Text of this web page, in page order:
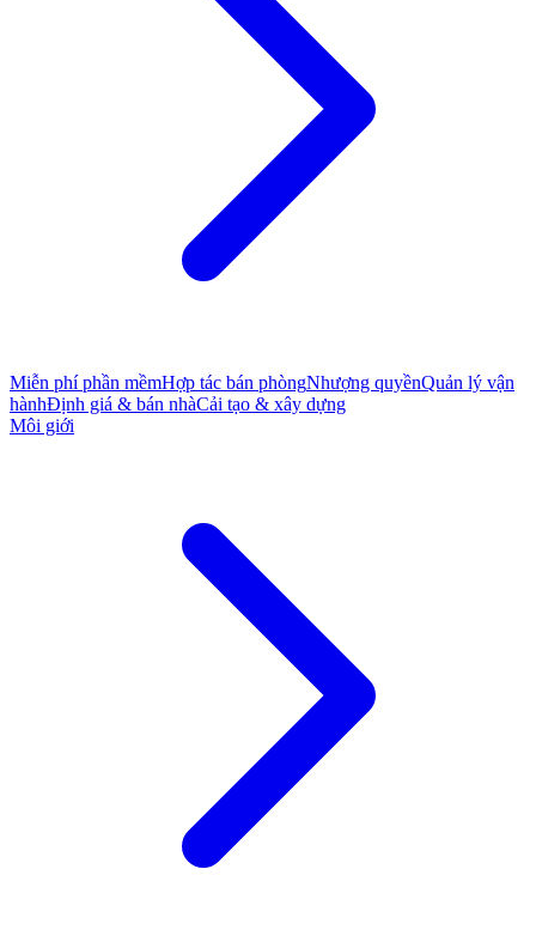
Miễn phí phần mềmHợp tác bán phòngNhượng quyềnQuản lý vận
hànhĐịnh giá & bán nhàCải tạo & xây dựng
Môi giới